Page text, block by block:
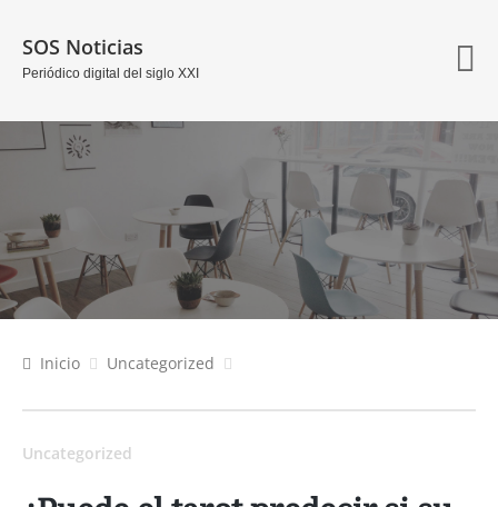
SOS Noticias
Periódico digital del siglo XXI
Inicio Uncategorized
Uncategorized